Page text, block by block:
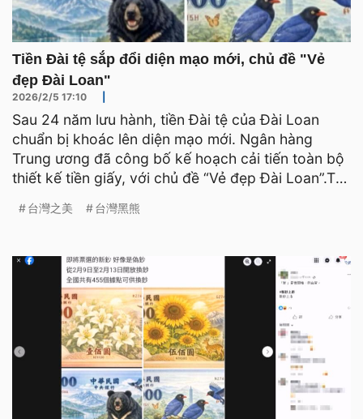
Tiền Đài tệ sắp đổi diện mạo mới, chủ đề "Vẻ
đẹp Đài Loan"
2026/2/5 17:10
Sau 24 năm lưu hành, tiền Đài tệ của Đài Loan
chuẩn bị khoác lên diện mạo mới. Ngân hàng
Trung ương đã công bố kế hoạch cải tiến toàn bộ
thiết kế tiền giấy, với chủ đề “Vẻ đẹp Đài Loan”.Tuy
台灣之美 台灣黑熊